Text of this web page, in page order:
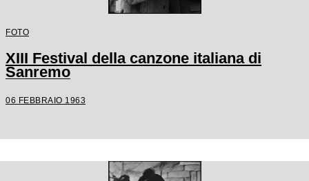
FOTO
XIII Festival della canzone italiana di
Sanremo
06 FEBBRAIO 1963